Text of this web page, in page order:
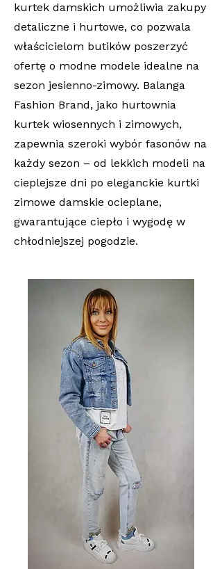
kurtek damskich umożliwia zakupy
detaliczne i hurtowe, co pozwala
właścicielom butików poszerzyć
ofertę o modne modele idealne na
sezon jesienno-zimowy. Balanga
Fashion Brand, jako hurtownia
kurtek wiosennych i zimowych,
zapewnia szeroki wybór fasonów na
każdy sezon – od lekkich modeli na
cieplejsze dni po eleganckie kurtki
zimowe damskie ocieplane,
gwarantujące ciepło i wygodę w
chłodniejszej pogodzie.